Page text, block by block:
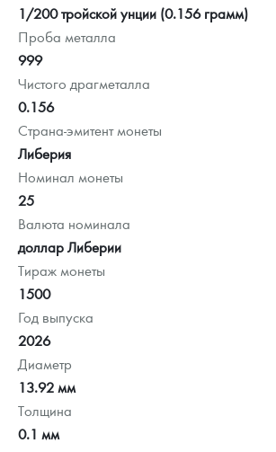
1/200 тройской унции (0.156 грамм)
Проба металла
999
Чистого драгметалла
0.156
Страна-эмитент монеты
Либерия
Номинал монеты
25
Валюта номинала
доллар Либерии
Тираж монеты
1500
Год выпуска
2026
Диаметр
13.92 мм
Толщина
0.1 мм